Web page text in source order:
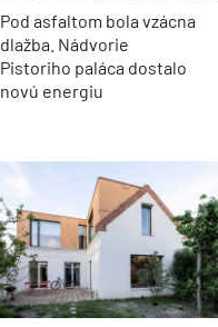
Pod asfaltom bola vzácna
dlažba. Nádvorie
Pistoriho paláca dostalo
novú energiu